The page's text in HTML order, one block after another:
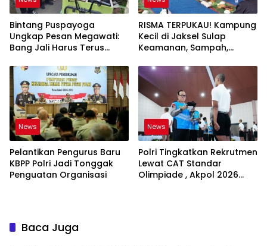
Bintang Puspayoga
Ungkap Pesan Megawati:
Bang Jali Harus Terus
Dikembangkan
RISMA TERPUKAU! Kampung
Kecil di Jaksel Sulap
Keamanan, Sampah,
Jadi Satu Sistem
News
Pelantikan Pengurus Baru
KBPP Polri Jadi Tonggak
Penguatan Organisasi
News
Polri Tingkatkan Rekrutmen
Lewat CAT Standar
Olimpiade , Akpol 2026
Baca Juga